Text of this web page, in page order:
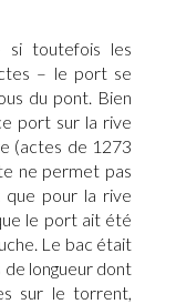
si toutefois les
– le port se
du pont. Bien
port sur la rive
(actes de 1273
ne permet pas
que pour la rive
le port ait été
Le bac était
de longueur dont
sur le torrent,